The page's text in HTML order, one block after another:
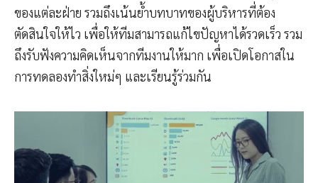
ของแต่ละฝ่าย รวมถึงเน้นย้ำบทบาทของผู้บริหารที่ต้อง
ตัดสินใจให้ไว เพื่อให้ทีมสามารถแก้ไขปัญหาได้รวดเร็ว รวม
ถึงรับฟังความคิดเห็นจากทีมงานให้มาก เพื่อเปิดโอกาสใน
การทดลองทำสิ่งใหม่ๆ และเรียนรู้ร่วมกัน